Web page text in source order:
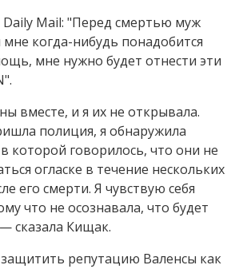
Daily Mail: "Перед смертью муж
мне когда-нибудь понадобится
мне нужно будет отнести эти
вместе, и я их не открывала.
полиция, я обнаружила
которой говорилось, что они не
огласке в течение нескольких
его смерти. Я чувствую себя
что не осознавала, что будет
сказала Кищак.
репутацию Валенсы как